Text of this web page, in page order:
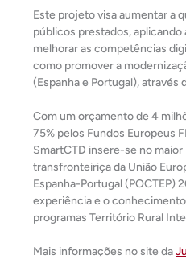
Este projeto visa aumentar a
públicos prestados,
melhorar as competências
como promover a
(Espanha e Portugal), através
Com um orçamento de 4
75% pelos Fundos Europeus
SmartCTD insere-se no
transfronteiriça da União
Espanha-Portugal (POCTEP)
experiência e o
programas Território Rural
Mais informações no site da